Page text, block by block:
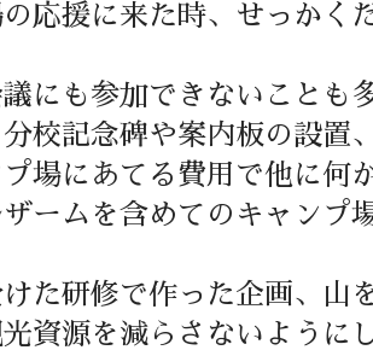
応援に来た時、せっかく
にも参加できないことも
校記念碑や案内板の設置
プ場にあてる費用で他に何
ザームを含めてのキャンプ
た研修で作った企画、山
光資源を減らさないように